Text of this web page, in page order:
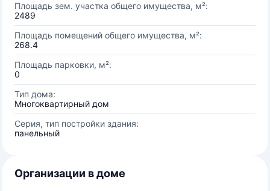
Площадь зем. участка общего имущества, м²:
2489
Площадь помещений общего имущества, м²:
268.4
Площадь парковки, м²:
0
Тип дома:
Многоквартирный дом
Серия, тип постройки здания:
панельный
Организации в доме